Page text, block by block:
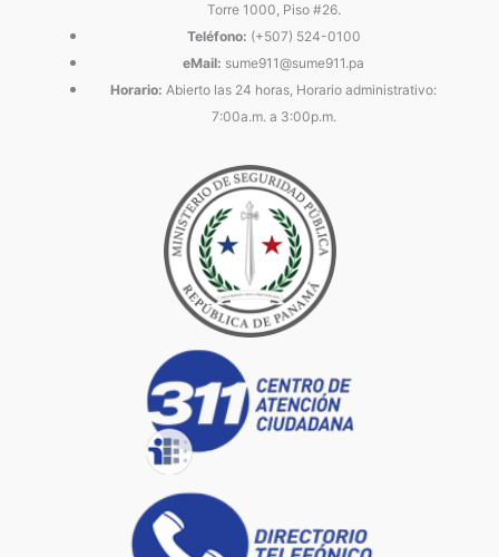
Torre 1000, Piso #26.
Teléfono: (+507) 524-0100
eMail: sume911@sume911.pa
Horario: Abierto las 24 horas, Horario administrativo:
7:00a.m. a 3:00p.m.